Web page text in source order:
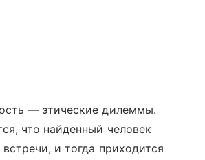
— этические дилеммы.
что найденный человек
и тогда приходится